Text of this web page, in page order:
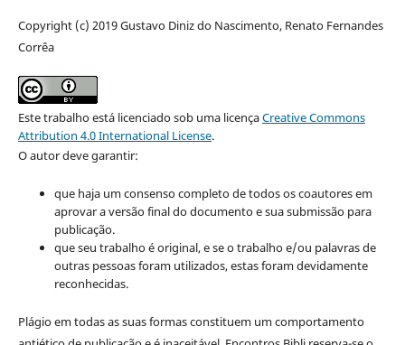
Copyright (c) 2019 Gustavo Diniz do Nascimento, Renato Fernandes
Corrêa
Este trabalho está licenciado sob uma licençaCreative Commons
Attribution 4.0 International License.
O autor deve garantir:
que haja um consenso completo de todos os coautores em
aprovar a versão final do documento e sua submissão para
publicação.
que seu trabalho é original, e se o trabalho e/ou palavras de
outras pessoas foram utilizados, estas foram devidamente
reconhecidas.
Plágio em todas as suas formas constituem um comportamento